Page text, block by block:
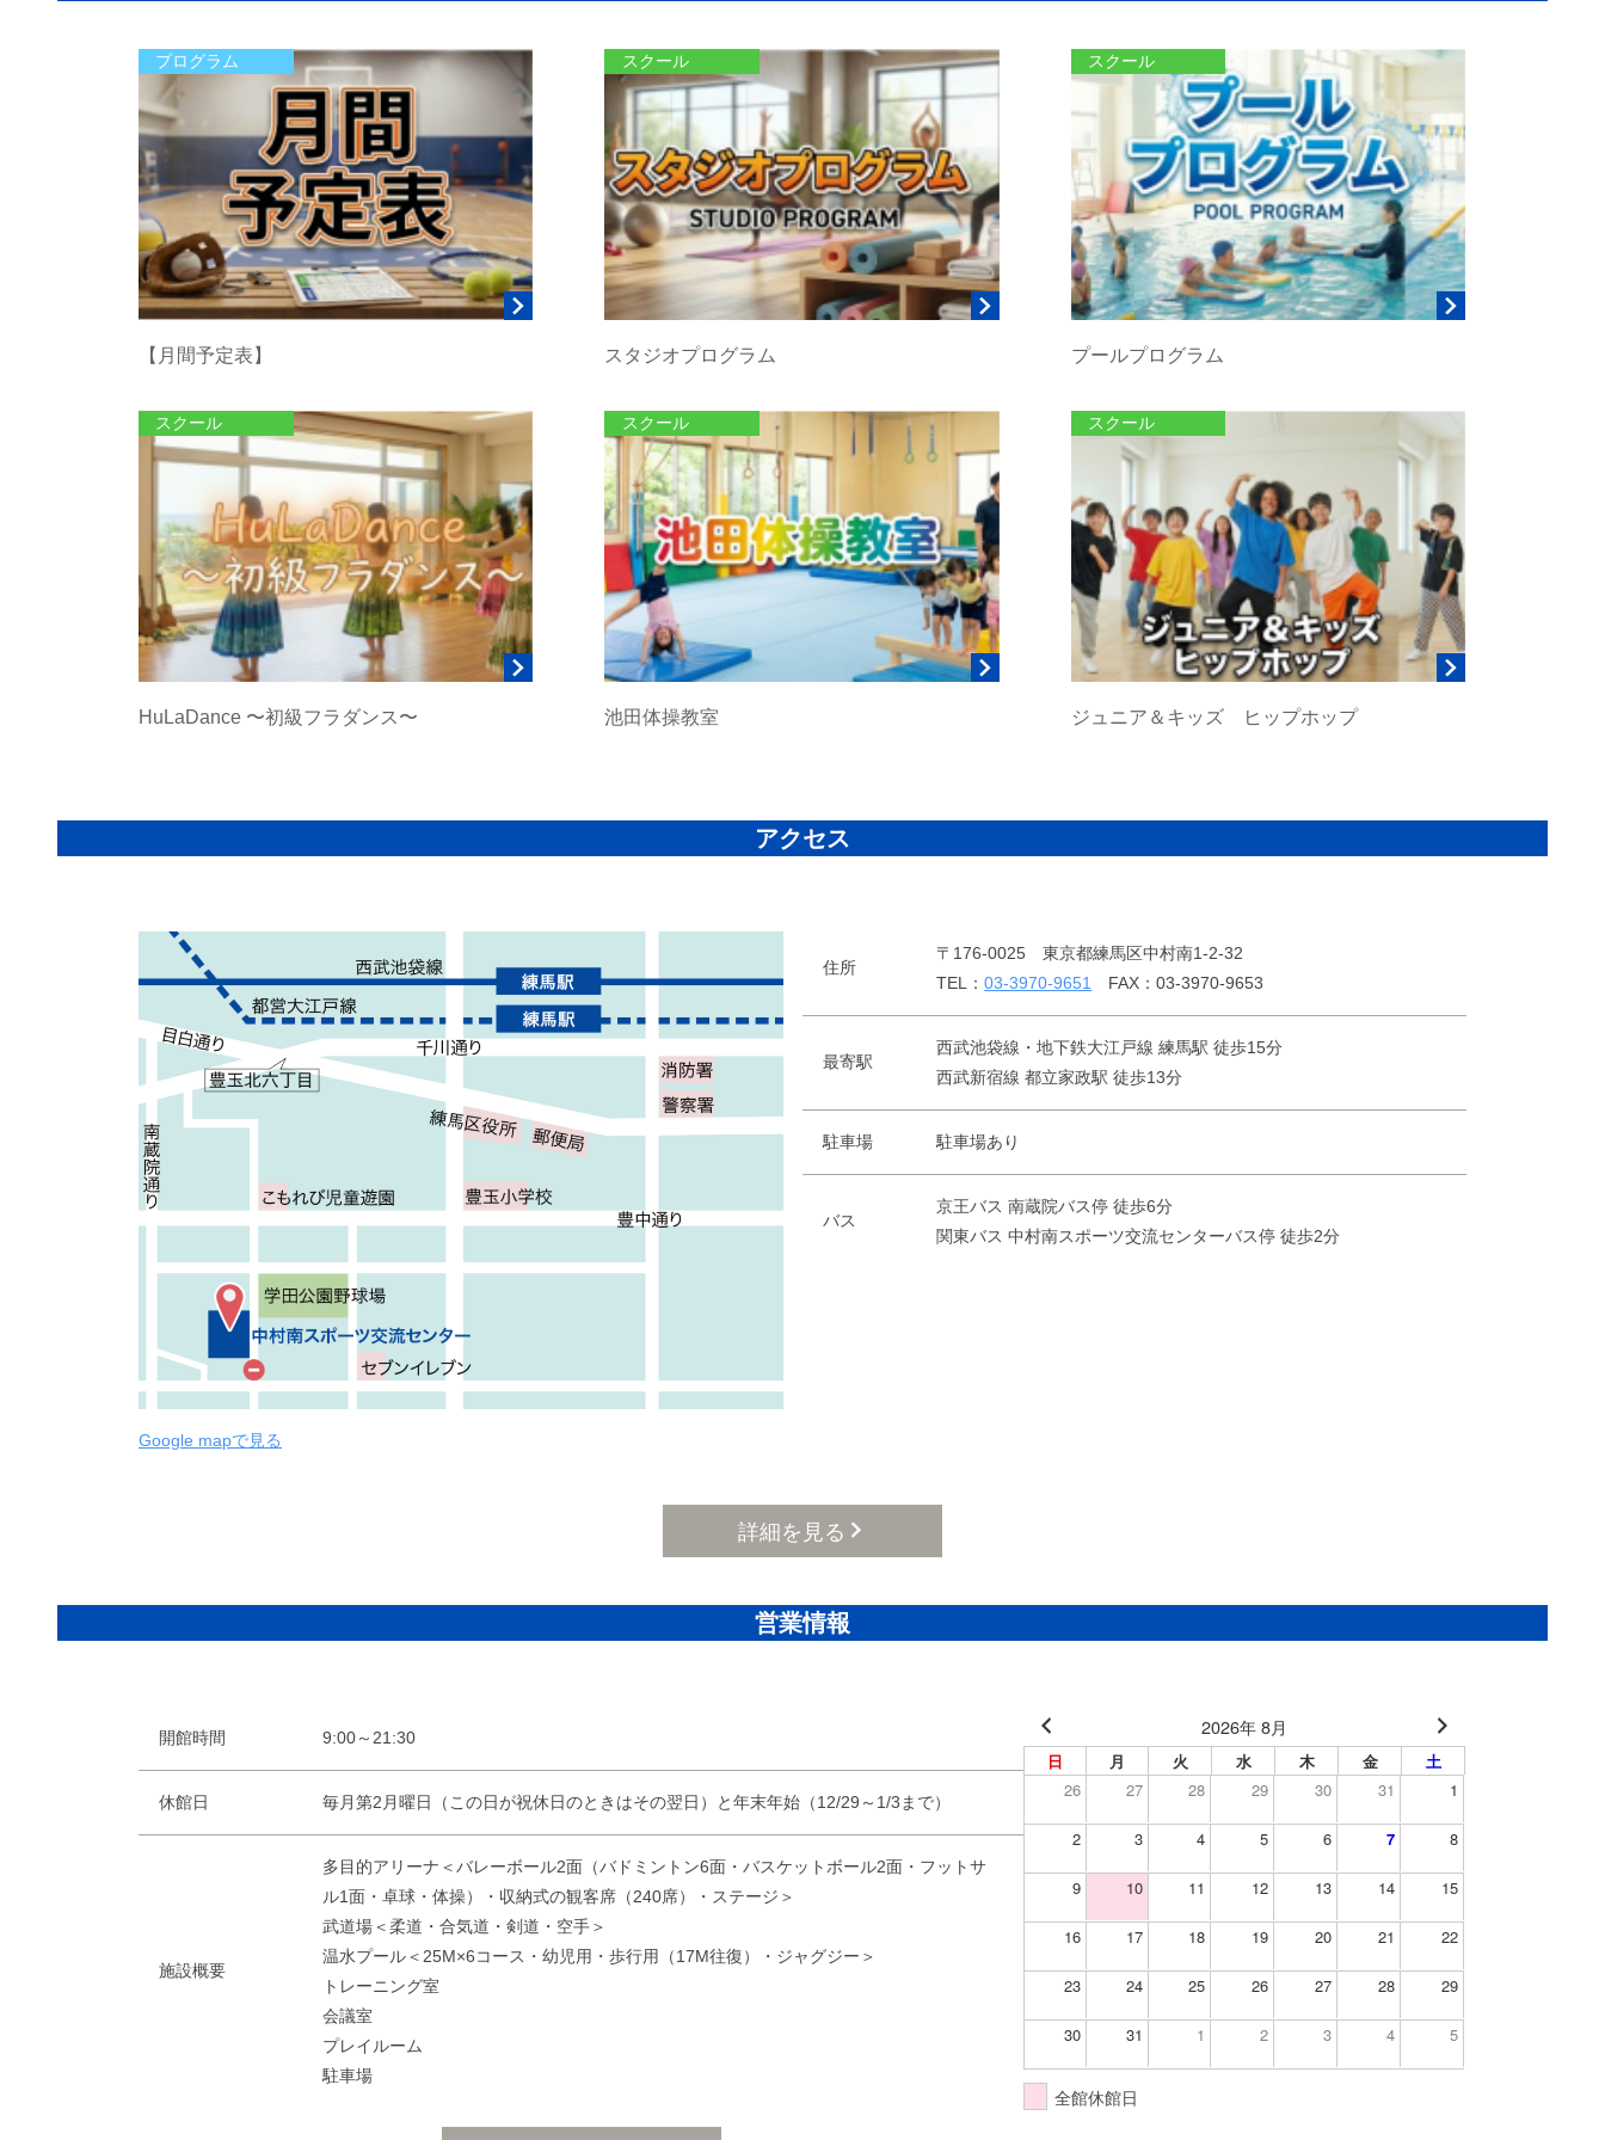
プログラム
【月間予定表】
スクール
スタジオプログラム
スクール
プールプログラム
スクール
HuLaDance 〜初級フラダンス〜
スクール
池田体操教室
スクール
ジュニア＆キッズ ヒップホップ
アクセス
Google mapで見る
住所
〒176-0025 東京都練馬区中村南1-2-32
TEL：03-3970-9651 FAX：03-3970-9653
最寄駅
西武池袋線・地下鉄大江戸線 練馬駅 徒歩15分
西武新宿線 都立家政駅 徒歩13分
駐車場 駐車場あり
バス
京王バス 南蔵院バス停 徒歩6分
関東バス 中村南スポーツ交流センターバス停 徒歩2分
詳細を見る
営業情報
開館時間 9:00～21:30
休館日 毎月第2月曜日（この日が祝休日のときはその翌日）と年末年始（12/29～1/3まで）
施設概要
多目的アリーナ＜バレーボール2面（バドミントン6面・バスケットボール2面・フットサ
ル1面・卓球・体操）・収納式の観客席（240席）・ステージ＞
武道場＜柔道・合気道・剣道・空手＞
温水プール＜25M×6コース・幼児用・歩行用（17M往復）・ジャグジー＞
トレーニング室
会議室
プレイルーム
駐車場
2026年 8月
日 月 火 水 木 金
土
26
27 28 29 30 31 1
2 3 4 5 6 7 8
9 10 11 12 13 14 15
16 17 18 19 20 21 22
23 24 25 26 27 28 29
30 31 1 2 3 4 5
全館休館日